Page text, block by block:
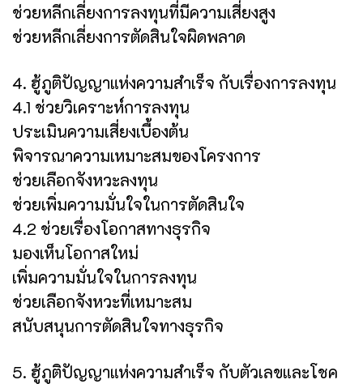
ช่วยหลีกเลี่ยงการลงทุนที่มีความเสี่ยงสูง
ช่วยหลีกเลี่ยงการตัดสินใจผิดพลาด
4. ฮู้ภูติปัญญาแห่งความสำเร็จ กับเรื่องการลงทุน
4.1 ช่วยวิเคราะห์การลงทุน
ประเมินความเสี่ยงเบื้องต้น
พิจารณาความเหมาะสมของโครงการ
ช่วยเลือกจังหวะลงทุน
ช่วยเพิ่มความมั่นใจในการตัดสินใจ
4.2 ช่วยเรื่องโอกาสทางธุรกิจ
มองเห็นโอกาสใหม่
เพิ่มความมั่นใจในการลงทุน
ช่วยเลือกจังหวะที่เหมาะสม
สนับสนุนการตัดสินใจทางธุรกิจ
5. ฮู้ภูติปัญญาแห่งความสำเร็จ กับตัวเลขและโชค